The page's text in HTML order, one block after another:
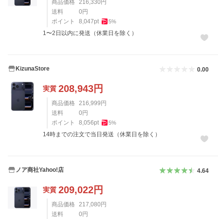
商品価格 216,330円
送料
0円
ポイント
8,047pt 5%
1〜2日以内に発送（休業日を除く）
KizunaStore 0.00
実質 208,943円
商品価格 216,999円
送料
0円
ポイント
8,056pt 5%
14時までの注文で当日発送（休業日を除く）
ノア商社Yahoo!店 4.64
実質 209,022円
商品価格 217,080円
送料
0円